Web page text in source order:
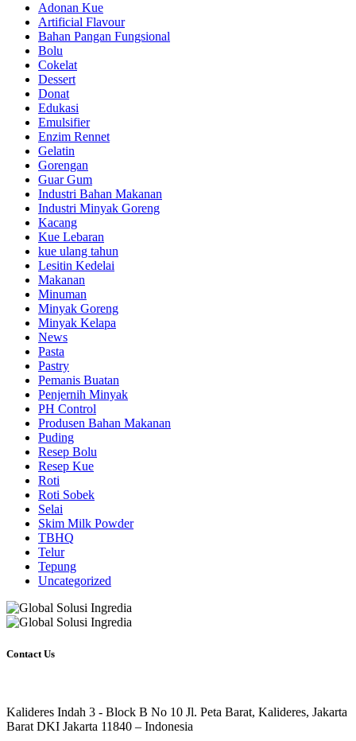
Adonan Kue
Artificial Flavour
Bahan Pangan Fungsional
Bolu
Cokelat
Dessert
Donat
Edukasi
Emulsifier
Enzim Rennet
Gelatin
Gorengan
Guar Gum
Industri Bahan Makanan
Industri Minyak Goreng
Kacang
Kue Lebaran
kue ulang tahun
Lesitin Kedelai
Makanan
Minuman
Minyak Goreng
Minyak Kelapa
News
Pasta
Pastry
Pemanis Buatan
Penjernih Minyak
PH Control
Produsen Bahan Makanan
Puding
Resep Bolu
Resep Kue
Roti
Roti Sobek
Selai
Skim Milk Powder
TBHQ
Telur
Tepung
Uncategorized
Contact Us
Kalideres Indah 3 - Block B No 10 Jl. Peta Barat, Kalideres, Jakarta
Barat DKI Jakarta 11840 – Indonesia